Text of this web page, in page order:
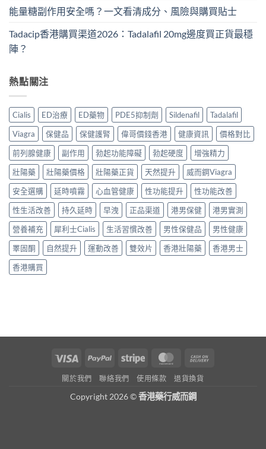
能量糖副作用安全嗎？一文看清成分、風險與購買貼士
Tadacip香港購買渠道2026：Tadalafil 20mg邊度買正貨最穩
陣？
熱點關注
Cialis ED治療 ED藥物 PDE5抑制劑 Sildenafil
Tadalafil
Viagra
保健品 保健護腎 偉哥價錢香港 健康資訊
價格對比
前列腺健康
副作用 勃起功能障礙 勃起硬度
增強精力
壯陽藥
壯陽藥價格 壯陽藥正貨 天然提升
威而鋼Viagra
安全選購
延時噴霧 心血管健康 性功能提升
性功能改善
性生活改善
持久延時 早洩 正品渠道 港男保健
港男實測
營養補充
犀利士Cialis 生活習慣改善 男性保健品
男性健康
睪固酮
自然提升 運動改善 雙效片 香港壯陽藥
香港男士
香港購買
Visa PayPal Stripe MasterCard
關於我們 聯絡我們 使用條款 退貨換貨
Copyright 2026 ©香港藥行威而鋼